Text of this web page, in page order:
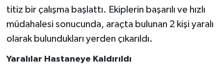
titiz bir çalışma başlattı. Ekiplerin başarılı ve hızlı
müdahalesi sonucunda, araçta bulunan 2 kişi yaralı
olarak bulundukları yerden çıkarıldı.
Yaralılar Hastaneye Kaldırıldı